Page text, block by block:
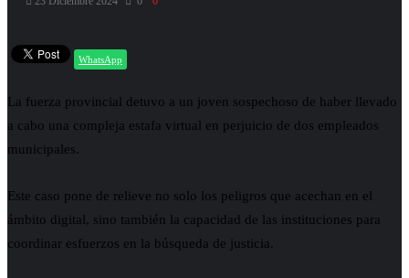
WhatsApp
La fuerza provincial detuvo a un joven sospechoso de haber llevado
a cabo una compleja estafa virtual en perjuicio de dos empleados
municipales.
Este caso pone de relieve no solo los peligros que acechan en el
ámbito digital, sino también la capacidad de las instituciones para
coordinar esfuerzos en la búsqueda de justicia.